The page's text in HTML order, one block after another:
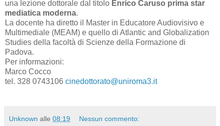
una lezione dottorale dal titolo Enrico Caruso prima star
mediatica moderna.
La docente ha diretto il Master in Educatore Audiovisivo e
Multimediale (MEAM) e quello di Atlantic and Globalization
Studies della facoltà di Scienze della Formazione di
Padova.
Per informazioni:
Marco Cocco
tel. 328 0743106 cinedottorato@uniroma3.it
Unknown alle 08:19 Nessun commento: